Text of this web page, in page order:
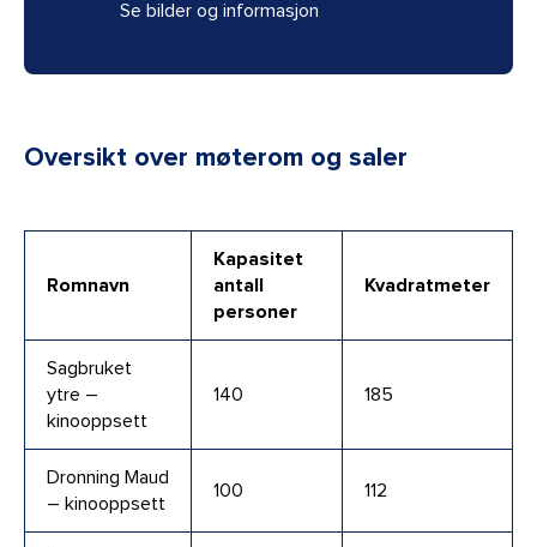
Se bilder og informasjon
Oversikt over møterom og saler
Romnavn
Kapasitet
antall
personer
Kvadratmeter
Sagbruket
ytre –
kinooppsett
140 185
Dronning Maud
– kinooppsett
100 112